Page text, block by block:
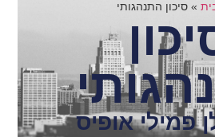
»סיכון התנהגותי
פמילי אופיס